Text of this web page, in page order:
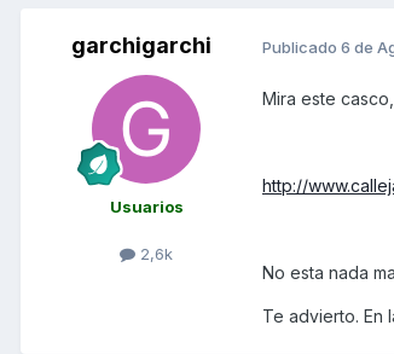
garchigarchi
Usuarios
2,6k
Publicado 6 de
Mira este casco,
http://
No esta nada
Te advierto. En